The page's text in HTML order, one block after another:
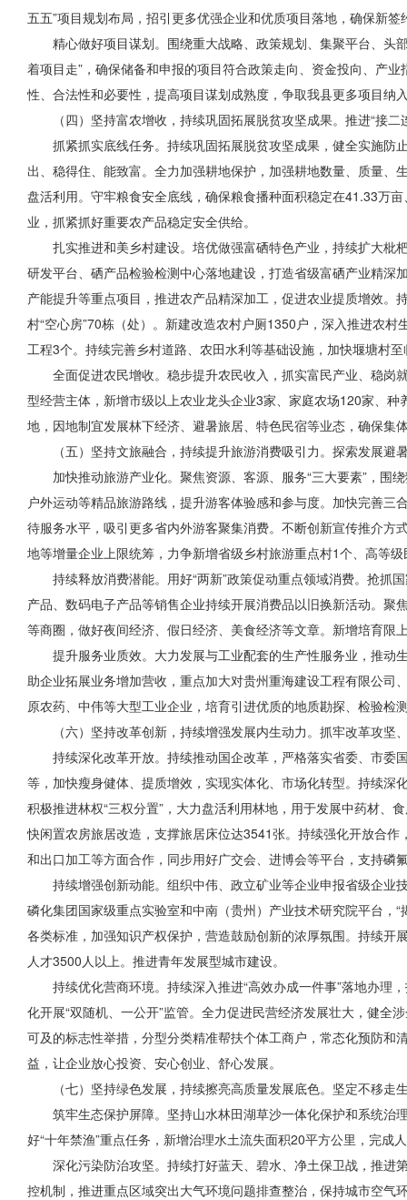
五五”项目规划布局，招引更多优强企业和优质项目落地，确保新
精心做好项目谋划。围绕重大战略、政策规划、集聚平台、头
着项目走”，确保储备和申报的项目符合政策走向、资金投向、产业
性、合法性和必要性，提高项目谋划成熟度，争取我县更多项目纳
（四）坚持富农增收，持续巩固拓展脱贫攻坚成果。推进“接
抓紧抓实底线任务。持续巩固拓展脱贫攻坚成果，健全实施防
出、稳得住、能致富。全力加强耕地保护，加强耕地数量、质量、
盘活利用。守牢粮食安全底线， 确保粮食播种面积稳定在41.33万
业，抓紧抓好重要农产品稳定安全供给。
扎实推进和美乡村建设。培优做强富硒特色产业，持续扩大枇
研发平台、硒产品检验检测中心落地建设，打造省级富硒产业精
产能提升等重点项目，推进农产品精深加工，促进农业提质增效
村“空心房”70栋（处）。新建改造农村户厕1350户，深入推进农
工程3个。持续完善乡村道路、农田水利等基础设施，加快堰塘村
全面促进农民增收。稳步提升农民收入，抓实富民产业、稳岗
型经营主体，新增市级以上农业龙头企业3家、家庭农场120家、
地，因地制宜发展林下经济、避暑旅居、特色民宿等业态，确保集
（五）坚持文旅融合，持续提升旅游消费吸引力。探索发展
加快推动旅游产业化。聚焦资源、客源、服务“三大要素”，
户外运动等精品旅游路线，提升游客体验感和参与度。加快完善
待服务水平，吸引更多省内外游客聚集消费。不断创新宣传推介
地等增量企业上限统筹 ，力争新增省级乡村旅游重点村1个、高等
持续释放消费潜能。用好“两新”政策促动重点领域消费。抢抓
产品、数码电子产品等销售企业持续开展消费品以旧换新活动。
等商圈，做好夜间经济、假日经济、美食经济等文章。新增培育
提升服务业质效。大力发展与工业配套的生产性服务业，推动
助企业拓展业务增加营收，重点加大对贵州重海建设工程有限公
原农药、中伟等大型工业企业，培育引进优质的地质勘探、检验
（六）坚持改革创新，持续增强发展内生动力。抓牢改革攻
持续深化改革开放。持续推动国企改革，严格落实省委、市
等，加快瘦身健体、提质增效，实现实体化、市场化转型。持续深
积极推进林权“三权分置”，大力盘活利用林地，用于发展中药材
快闲置农房旅居改造，支撑旅居床位达3541张。持续强化开放合作
和出口加工等方面合作，同步用好广交会、进博会等平台，支持磷
持续增强创新动能。组织中伟、政立矿业等企业申报省级企业
磷化集团国家级重点实验室和中南（贵州）产业技术研究院平台，
各类标准，加强知识产权保护，营造鼓励创新的浓厚氛围。持续开
人才3500人以上。推进青年发展型城市建设。
持续优化营商环境。持续深入推进“高效办成一件事”落地办理
化开展“双随机、一公开”监管。全力促进民营经济发展壮大，健
可及的标志性举措，分型分类精准帮扶个体工商户，常态化预防
益，让企业放心投资、安心创业、舒心发展。
（七）坚持绿色发展，持续擦亮高质量发展底色。坚定不移
筑牢生态保护屏障。坚持山水林田湖草沙一体化保护和系统治
好“十年禁渔”重点任务，新增治理水土流失面积20平方公里，完
深化污染防治攻坚。持续打好蓝天、碧水、净土保卫战，推进
控机制，推进重点区域突出大气环境问题排查整治，保持城市空气